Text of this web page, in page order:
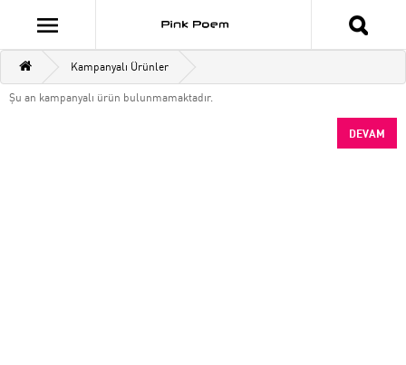
Kampanyalı Ürünler
Şu an kampanyalı ürün bulunmamaktadır.
DEVAM